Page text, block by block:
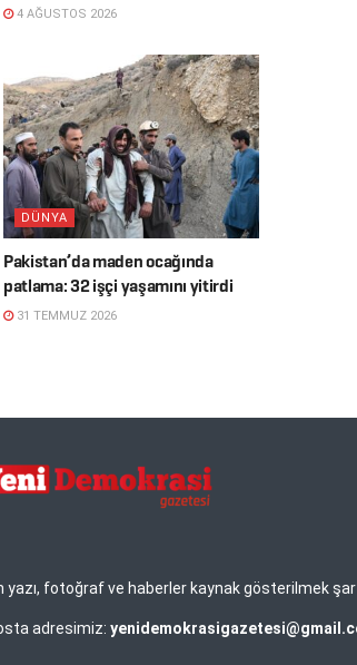
4 AĞUSTOS 2026
DÜNYA
Pakistan’da maden ocağında
patlama: 32 işçi yaşamını yitirdi
31 TEMMUZ 2026
fotoğraf ve haberler kaynak gösterilmek
adresimiz: